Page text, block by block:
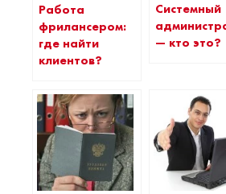
Работа
фрилансером:
где найти
клиентов?
Системный
— кто это?